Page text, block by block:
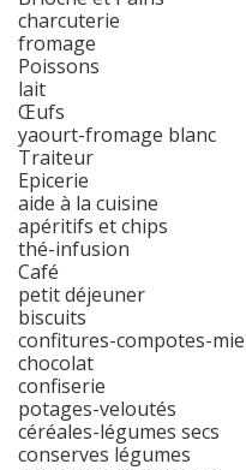
charcuterie
fromage
Poissons
lait
Œufs
yaourt-fromage blanc
Traiteur
Epicerie
aide à la cuisine
apéritifs et chips
thé-infusion
Café
petit déjeuner
biscuits
confitures-compotes-
chocolat
confiserie
potages-veloutés
céréales-légumes secs
conserves légumes